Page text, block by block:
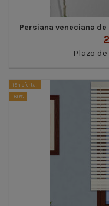
Persiana veneciana de
Plazo
¡En oferta!
-60%